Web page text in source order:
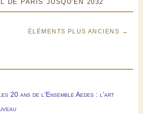
DE PARIS JUSQU'EN 2032
ÉLÉMENTS PLUS ANCIENS →
20 ans de l’Ensemble Aedes : l’art